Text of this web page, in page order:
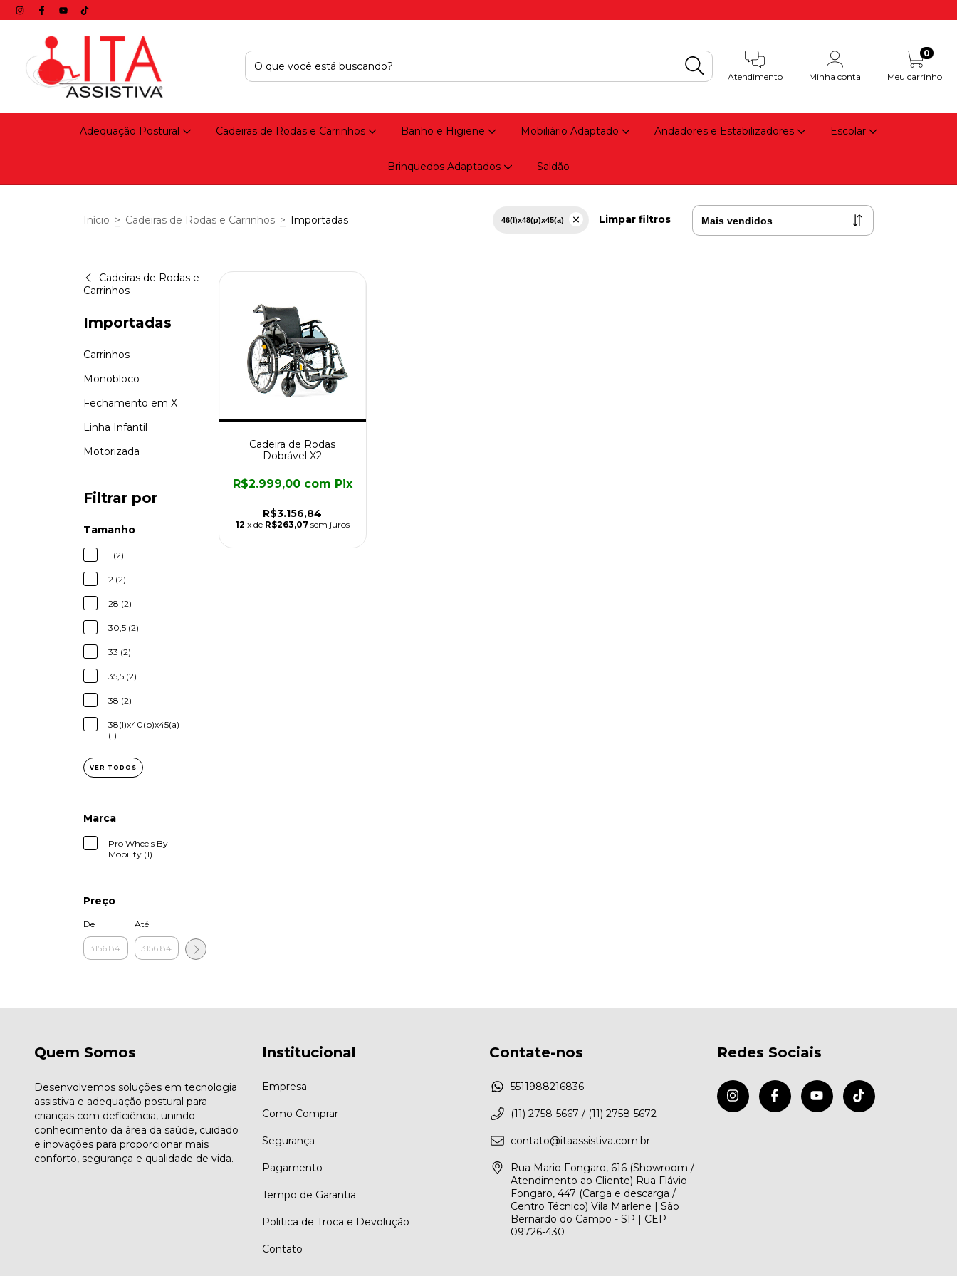
Atendimento Minha conta Meu carrinho
0
Adequação Postural Cadeiras de Rodas e Carrinhos Banho e Higiene Mobiliário Adaptado Andadores e Estabilizadores Escolar
Brinquedos Adaptados Saldão
Início > Cadeiras de Rodas e Carrinhos > Importadas 46(l)x48(p)x45(a) Limpar filtros
Cadeiras de Rodas e
Carrinhos
Importadas
Carrinhos
Monobloco
Fechamento em X
Linha Infantil
Motorizada
Filtrar por
Tamanho
1 (2)
2 (2)
28 (2)
30,5 (2)
33 (2)
35,5 (2)
38 (2)
38(l)x40(p)x45(a)
(1)
VER TODOS
Marca
Pro Wheels By
Mobility (1)
Preço
De Até
Cadeira de Rodas
Dobrável X2
R$3.156,84
R$2.999,00 com Pix
12 x de R$263,07 sem juros
Quem Somos
Desenvolvemos soluções em tecnologia
assistiva e adequação postural para
crianças com deficiência, unindo
conhecimento da área da saúde, cuidado
e inovações para proporcionar mais
conforto, segurança e qualidade de vida.
Institucional
Empresa
Como Comprar
Segurança
Pagamento
Tempo de Garantia
Politica de Troca e Devolução
Contato
Contate-nos
5511988216836
(11) 2758-5667 / (11) 2758-5672
contato@itaassistiva.com.br
Rua Mario Fongaro, 616 (Showroom /
Atendimento ao Cliente) Rua Flávio
Fongaro, 447 (Carga e descarga /
Centro Técnico) Vila Marlene | São
Bernardo do Campo - SP | CEP
09726-430
Redes Sociais